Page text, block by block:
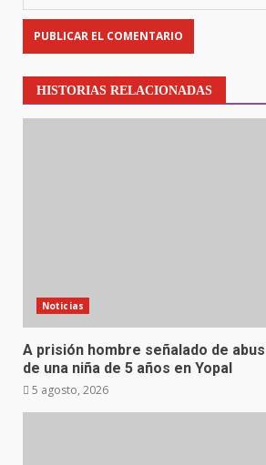
HISTORIAS RELACIONADAS
Noticias
A prisión hombre señalado de
de una niña de 5 años en Yopal
5 agosto, 2026